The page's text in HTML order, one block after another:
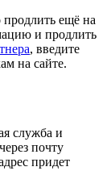
ещё на
и продлить
, введите
на сайте.
служба и
почту
придет